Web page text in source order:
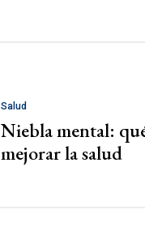
Salud
Niebla mental:
mejorar la salud